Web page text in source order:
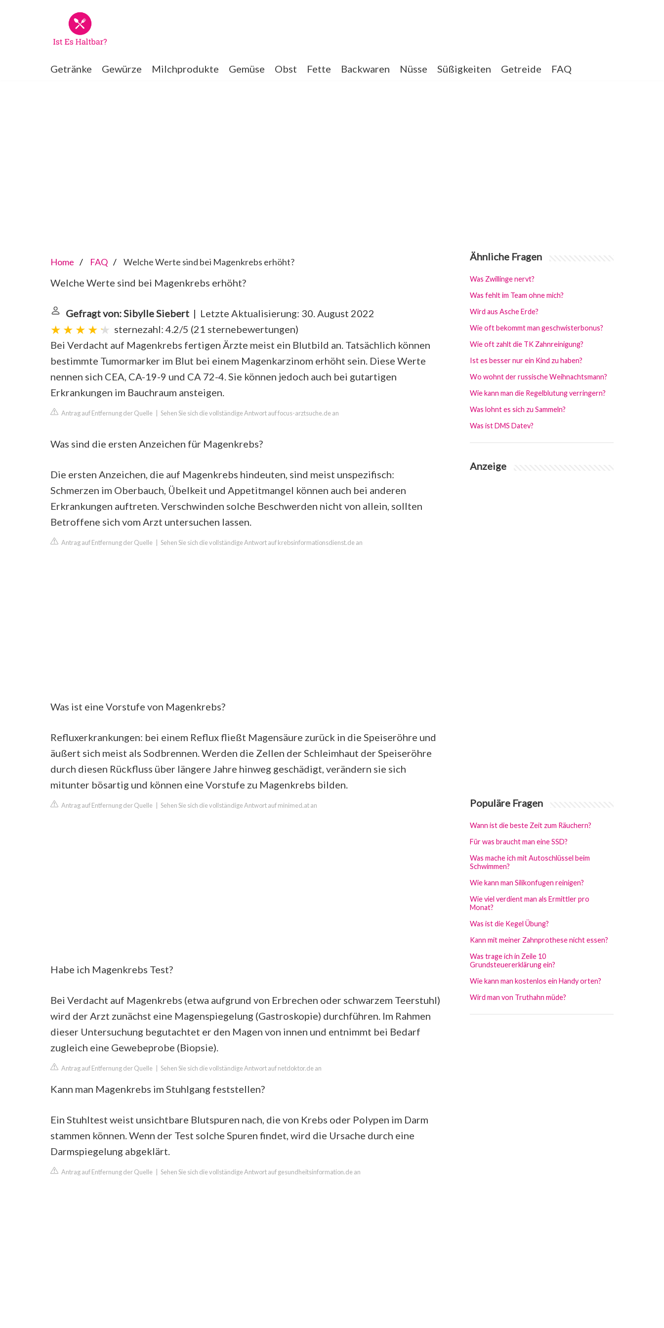
Getränke Gewürze Milchprodukte Gemüse Obst Fette Backwaren Nüsse Süßigkeiten Getreide FAQ
Home FAQ Welche Werte sind bei Magenkrebs erhöht?
Welche Werte sind bei Magenkrebs erhöht?
Gefragt von: Sibylle Siebert | Letzte Aktualisierung: 30. August 2022
sternezahl: 4.2/5 (21 sternebewertungen)
Bei Verdacht auf Magenkrebs fertigen Ärzte meist ein Blutbild an. Tatsächlich können
bestimmte Tumormarker im Blut bei einem Magenkarzinom erhöht sein. Diese Werte
nennen sich CEA, CA-19-9 und CA 72-4. Sie können jedoch auch bei gutartigen
Erkrankungen im Bauchraum ansteigen.
Antrag auf Entfernung der Quelle Sehen Sie sich die vollständige Antwort auf focus-arztsuche.de an
Was sind die ersten Anzeichen für Magenkrebs?
Die ersten Anzeichen, die auf Magenkrebs hindeuten, sind meist unspezifisch:
Schmerzen im Oberbauch, Übelkeit und Appetitmangel können auch bei anderen
Erkrankungen auftreten. Verschwinden solche Beschwerden nicht von allein, sollten
Betroffene sich vom Arzt untersuchen lassen.
Antrag auf Entfernung der Quelle Sehen Sie sich die vollständige Antwort auf krebsinformationsdienst.de an
Was ist eine Vorstufe von Magenkrebs?
Refluxerkrankungen: bei einem Reflux fließt Magensäure zurück in die Speiseröhre und
äußert sich meist als Sodbrennen. Werden die Zellen der Schleimhaut der Speiseröhre
durch diesen Rückfluss über längere Jahre hinweg geschädigt, verändern sie sich
mitunter bösartig und können eine Vorstufe zu Magenkrebs bilden.
Antrag auf Entfernung der Quelle Sehen Sie sich die vollständige Antwort auf minimed.at an
Habe ich Magenkrebs Test?
Bei Verdacht auf Magenkrebs (etwa aufgrund von Erbrechen oder schwarzem Teerstuhl)
wird der Arzt zunächst eine Magenspiegelung (Gastroskopie) durchführen. Im Rahmen
dieser Untersuchung begutachtet er den Magen von innen und entnimmt bei Bedarf
zugleich eine Gewebeprobe (Biopsie).
Antrag auf Entfernung der Quelle Sehen Sie sich die vollständige Antwort auf netdoktor.de an
Kann man Magenkrebs im Stuhlgang feststellen?
Ein Stuhltest weist unsichtbare Blutspuren nach, die von Krebs oder Polypen im Darm
stammen können. Wenn der Test solche Spuren findet, wird die Ursache durch eine
Darmspiegelung abgeklärt.
Antrag auf Entfernung der Quelle Sehen Sie sich die vollständige Antwort auf gesundheitsinformation.de an
Ähnliche Fragen
Was Zwillinge nervt?
Was fehlt im Team ohne mich?
Wird aus Asche Erde?
Wie oft bekommt man geschwisterbonus?
Wie oft zahlt die TK Zahnreinigung?
Ist es besser nur ein Kind zu haben?
Wo wohnt der russische Weihnachtsmann?
Wie kann man die Regelblutung verringern?
Was lohnt es sich zu Sammeln?
Was ist DMS Datev?
Anzeige
Populäre Fragen
Wann ist die beste Zeit zum Räuchern?
Für was braucht man eine SSD?
Was mache ich mit Autoschlüssel beim
Schwimmen?
Wie kann man Silikonfugen reinigen?
Wie viel verdient man als Ermittler pro
Monat?
Was ist die Kegel Übung?
Kann mit meiner Zahnprothese nicht essen?
Was trage ich in Zeile 10
Grundsteuererklärung ein?
Wie kann man kostenlos ein Handy orten?
Wird man von Truthahn müde?